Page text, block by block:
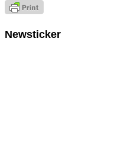
Newsticker